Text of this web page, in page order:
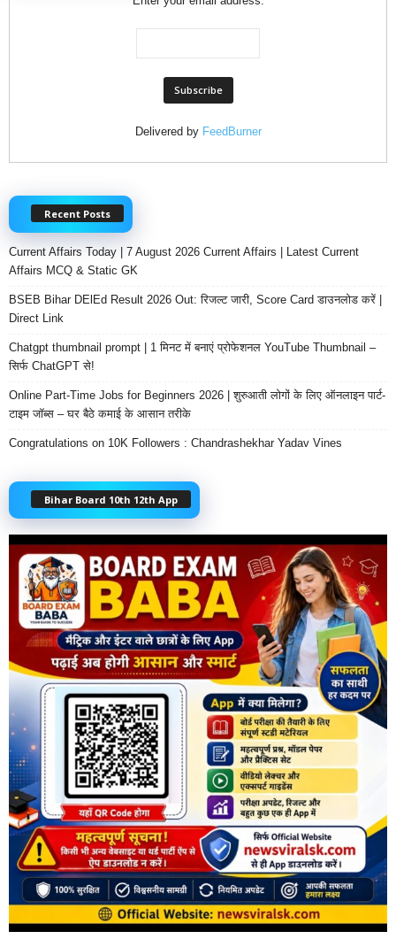
Delivered by FeedBurner
Recent Posts
Current Affairs Today | 7 August 2026 Current Affairs | Latest Current
Affairs MCQ & Static GK
BSEB Bihar DElEd Result 2026 Out: रिजल्ट जारी, Score Card डाउनलोड करें |
Direct Link
Chatgpt thumbnail prompt | 1 मिनट में बनाएं प्रोफेशनल YouTube Thumbnail –
सिर्फ ChatGPT से!
Online Part-Time Jobs for Beginners 2026 | शुरुआती लोगों के लिए ऑनलाइन पार्ट-
टाइम जॉब्स – घर बैठे कमाई के आसान तरीके
Congratulations on 10K Followers : Chandrashekhar Yadav Vines
Bihar Board 10th 12th App